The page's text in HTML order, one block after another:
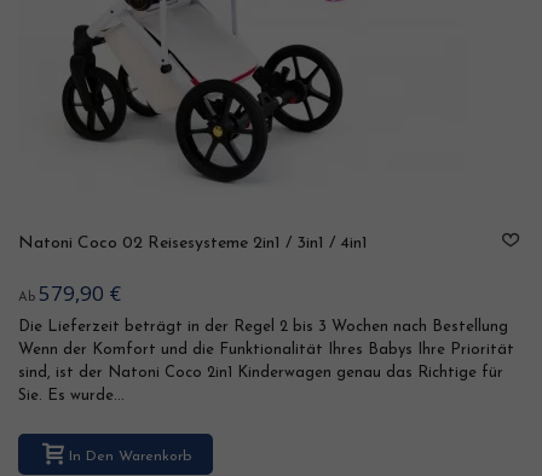
Natoni Coco 02 Reisesysteme 2in1 / 3in1 / 4in1
Ab 579,90 €
Die Lieferzeit beträgt in der Regel 2 bis 3 Wochen nach Bestellung
Wenn der Komfort und die Funktionalität Ihres Babys Ihre Priorität
sind, ist der Natoni Coco 2in1 Kinderwagen genau das Richtige für
Sie. Es wurde...
In Den Warenkorb